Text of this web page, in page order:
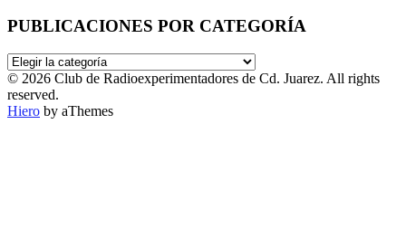
PUBLICACIONES POR CATEGORÍA
PUBLICACIONES
POR
CATEGORÍA
© 2026 Club de Radioexperimentadores de Cd. Juarez. All rights
reserved.
Hiero by aThemes